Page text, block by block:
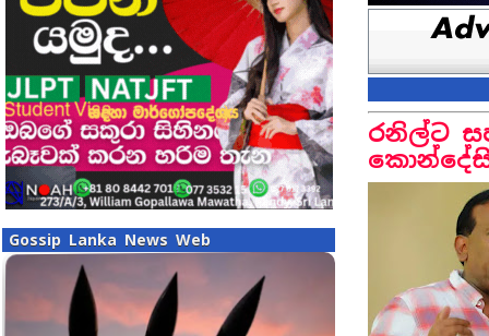
Gossip Lanka News Web
රනිල්ට